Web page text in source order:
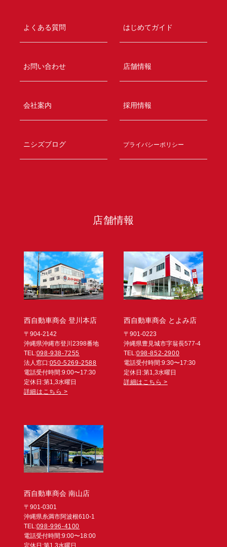
よくある質問 はじめてガイド
お問い合わせ 店舗情報
会社案内 採用情報
ニシズブログ プライバシーポリシー
店舗情報
西自動車商会 登川本店
〒904-2142
沖縄県沖縄市登川2398番地
TEL:098-938-7255
法人窓口:050-5269-2588
電話受付時間:9:00〜17:30
定休日:第1,3水曜日
詳細はこちら >
西自動車商会 とよみ店
〒901-0223
沖縄県豊見城市字翁長577-4
TEL:098-852-2900
電話受付時間:9:30〜17:30
定休日:第1,3水曜日
詳細はこちら >
西自動車商会 南山店
〒901-0301
沖縄県糸満市阿波根610-1
TEL:098-996-4100
電話受付時間:9:00〜18:00
定休日:第1,3水曜日